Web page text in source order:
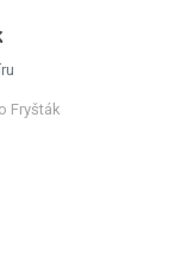
Fryšták